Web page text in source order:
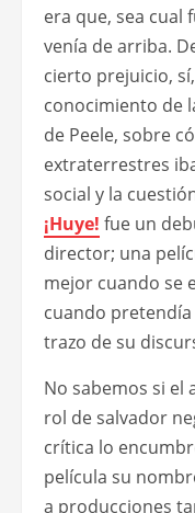
era que, sea cual
venía de arriba.
cierto prejuicio,
conocimiento de
de Peele, sobre
extraterrestres
social y la
¡Huye! fue un
director; una
mejor cuando se
cuando
trazo de su
No sabemos si el
rol de salvador
crítica lo
película su
a producciones